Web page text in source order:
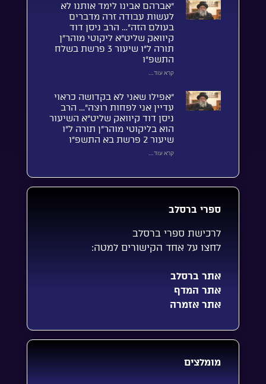
“אברהם אבינו לימד אותנו לא
לעשות עבודה זרה מדברים
בעולם הזה”… הרב ניסן דוד
קיוואק שליט”א ליקוטי מוהר”ן
תורה ל”ו שיעור 3 פרשת בשלח
התשפ”ו
קרא עוד...
“אפילו שאני לא בקדושה כראוי
עדיין אני לפחות רוצה”… הרב
ניסן דוד קיוואק שליט”א השיעור
הוא בליקוטי מוהר”ן תורה ל”ו
שיעור 2 פרשת בא התשפ”ו
קרא עוד...
ספרי ברסלב
לרכישת ספרי ברסלב
לחצו על אחד הקישורים למטה:
אתר ברסלב
אתר המדף
אתר אזמרה
מומלצים